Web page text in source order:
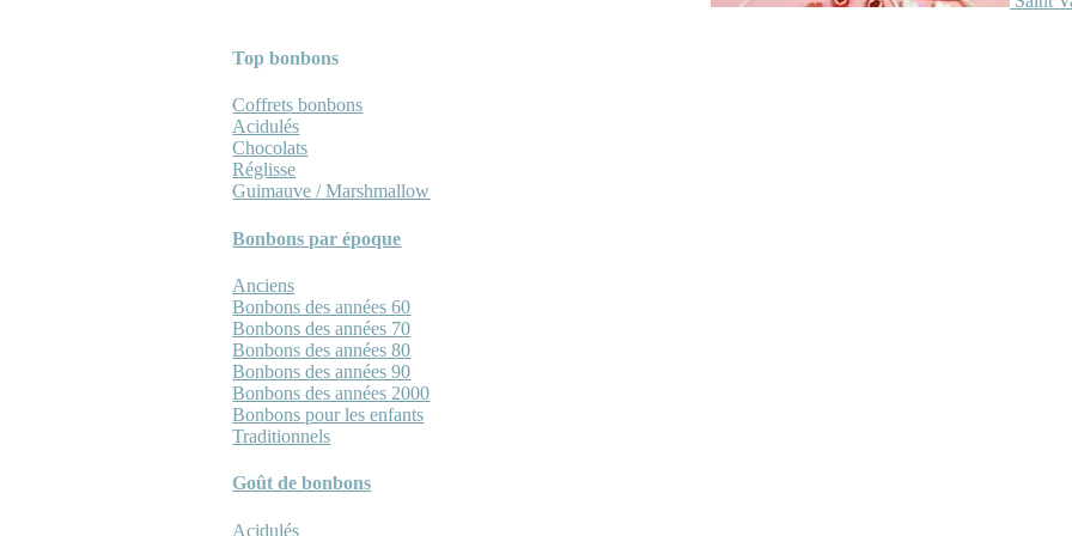
Top bonbons
Coffrets bonbons
Acidulés
Chocolats
Réglisse
Guimauve / Marshmallow
Bonbons par époque
Anciens
Bonbons des années 60
Bonbons des années 70
Bonbons des années 80
Bonbons des années 90
Bonbons des années 2000
Bonbons pour les enfants
Traditionnels
Goût de bonbons
Acidulés